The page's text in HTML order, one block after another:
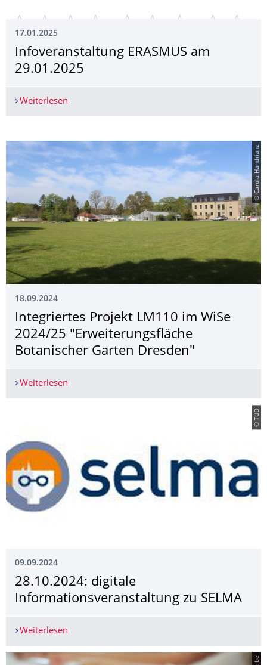
17.01.2025
Infoveranstaltung ERASMUS am
29.01.2025
Weiterlesen
© Carola Handrianz
18.09.2024
Integriertes Projekt LM110 im WiSe
2024/25 "Erweiterungsfläche
Botanischer Garten Dresden"
Weiterlesen
© TUD
09.09.2024
28.10.2024: digitale
Informationsveran­staltung zu SELMA
Weiterlesen